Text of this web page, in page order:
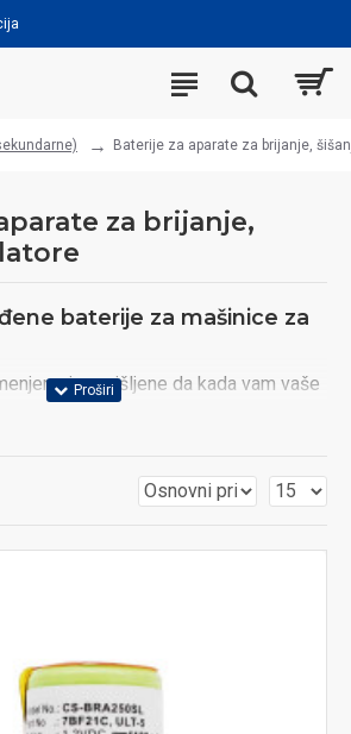
Baterije za aparate za brijanje,
za brijanje,
baterije za mašinice za
i osmišljene da kada vam vaše
električne brijače ili
za šišanje raznih brendova kao
Philips, Rowenta, Remington.
dotrajalih baterija u našem